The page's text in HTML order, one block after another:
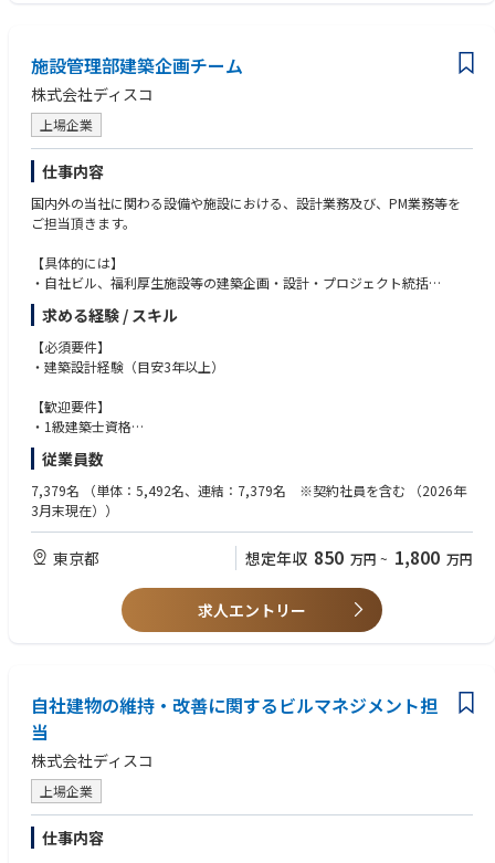
施設管理部建築企画チーム
株式会社ディスコ
上場企業
仕事内容
国内外の当社に関わる設備や施設における、設計業務及び、PM業務等を
ご担当頂きます。
【具体的には】
・自社ビル、福利厚生施設等の建築企画・設計・プロジェクト統括
・新築／改修プロジェクトの計画立案および推進
・設計事務所、施工会社との調整・交渉
・工事監理業務
・内製による設計および施工対応
【ポジションの魅力】
・オフィス／工場の新築・改修を企画段階からリードできる
・設計だけでなくPM・施工まで一貫して関われる
・内製化により、自らのアイデアを形にできる環境
【なぜ半導体製造装置メーカで建築企画？】
当社は半導体生産において不可欠な製品を生産していることもあり、どの
その一環として、あらゆる分野において「内製化（自社開発）」を進めて
おり、近年その領域はITや建築分野にも拡がっています。
【配属先部署】
配属先となる「施設管理部 建築企画チーム」には現在課長以下9名が在籍
中。
大多数のメンバーが中途入社者であり、大手建築設計事務所やゼネコン、
建設業界出身者が経験を活かし、活躍しています。
また、一級建築士資格を保有する社員も複数在籍しており、建築領域の内
製化を推進する体制も整っています。
求める経験 / スキル
【必須要件】
・建築設計経験（目安3年以上）
【歓迎要件】
・1級建築士資格
・プロジェクトマネジメント経験
・海外勤務経験
【求める人物像】
・チャレンジや変化をいとわない
・既存の考え方に囚われず、自ら考え行動できる
・新しいサービスやツールに興味を持ち、自ら情報収集している
従業員数
7,379名
（単体：5,492名、連結：7,379名 ※契約社員を含む （2026年
3月末現在））
東京都 想定年収 850 万円 ~ 1,800 万円
求人エントリー
自社建物の維持・改善に関するビルマネジメント担
当
株式会社ディスコ
上場企業
仕事内容